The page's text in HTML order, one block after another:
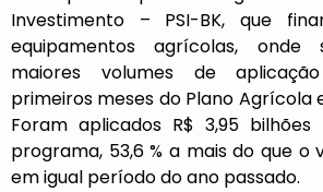
Investimento – PSI-BK, que
equipamentos agrícolas,
maiores volumes de
primeiros meses do Plano Agrícola
Foram aplicados R$ 3,95
programa, 53,6 % a mais do que o
em igual período do ano passado.